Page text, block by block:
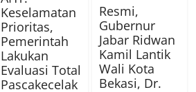
Keselamatan
Prioritas,
Pemerintah
Lakukan
Evaluasi Total
Pascakecelak
Resmi,
Gubernur
Jabar Ridwan
Kamil Lantik
Wali Kota
Bekasi, Dr.